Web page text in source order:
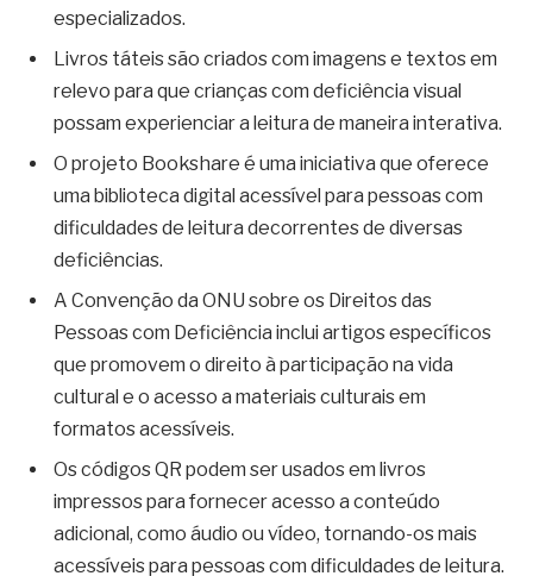
especializados.
Livros táteis são criados com imagens e textos em
relevo para que crianças com deficiência visual
possam experienciar a leitura de maneira interativa.
O projeto Bookshare é uma iniciativa que oferece
uma biblioteca digital acessível para pessoas com
dificuldades de leitura decorrentes de diversas
deficiências.
A Convenção da ONU sobre os Direitos das
Pessoas com Deficiência inclui artigos específicos
que promovem o direito à participação na vida
cultural e o acesso a materiais culturais em
formatos acessíveis.
Os códigos QR podem ser usados em livros
impressos para fornecer acesso a conteúdo
adicional, como áudio ou vídeo, tornando-os mais
acessíveis para pessoas com dificuldades de leitura.